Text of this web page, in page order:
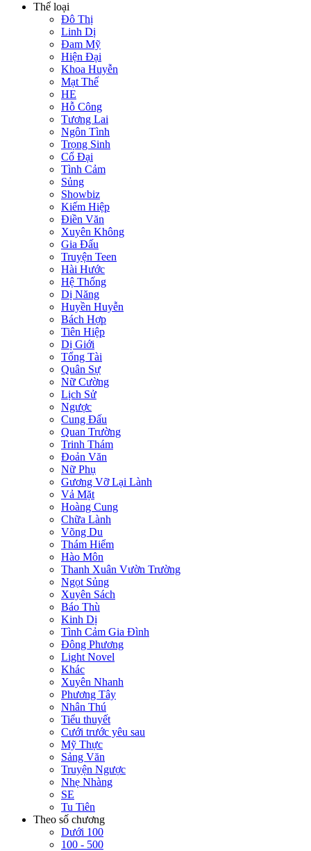
Thể loại
Đô Thị
Linh Dị
Đam Mỹ
Hiện Đại
Khoa Huyễn
Mạt Thế
HE
Hỗ Công
Tương Lai
Ngôn Tình
Trọng Sinh
Cổ Đại
Tình Cảm
Sủng
Showbiz
Kiếm Hiệp
Điền Văn
Xuyên Không
Gia Đấu
Truyện Teen
Hài Hước
Hệ Thống
Dị Năng
Huyền Huyễn
Bách Hợp
Tiên Hiệp
Dị Giới
Tổng Tài
Quân Sự
Nữ Cường
Lịch Sử
Ngược
Cung Đấu
Quan Trường
Trinh Thám
Đoản Văn
Nữ Phụ
Gương Vỡ Lại Lành
Vả Mặt
Hoàng Cung
Chữa Lành
Võng Du
Thám Hiểm
Hào Môn
Thanh Xuân Vườn Trường
Ngọt Sủng
Xuyên Sách
Báo Thù
Kinh Dị
Tình Cảm Gia Đình
Đông Phương
Light Novel
Khác
Xuyên Nhanh
Phương Tây
Nhân Thú
Tiểu thuyết
Cưới trước yêu sau
Mỹ Thực
Sảng Văn
Truyện Ngược
Nhẹ Nhàng
SE
Tu Tiên
Theo số chương
Dưới 100
100 - 500